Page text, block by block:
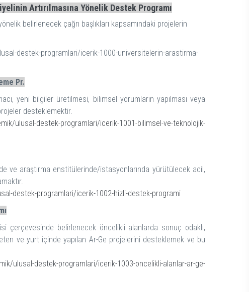
Artırılmasına Yönelik Destek Programı
belirlenecek çağrı başlıkları kapsamındaki projelerin
destek-programlari/icerik-1000-universitelerin-arastirma-
Pr.
yeni bilgiler üretilmesi, bilimsel yorumların yapılması veya
desteklemektir.
ulusal-destek-programlari/icerik-1001-bilimsel-ve-teknolojik-
ve araştırma enstitülerinde/istasyonlarında yürütülecek acil,
destek-programlari/icerik-1002-hizli-destek-programi
çerçevesinde belirlenecek öncelikli alanlarda sonuç odaklı,
ve yurt içinde yapılan Ar-Ge projelerini desteklemek ve bu
ulusal-destek-programlari/icerik-1003-oncelikli-alanlar-ar-ge-